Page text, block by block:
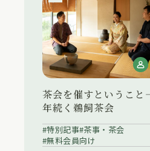
茶会を催すというこ
年続く鵜飼茶会
特別記事 茶事・茶会
無料会員向け